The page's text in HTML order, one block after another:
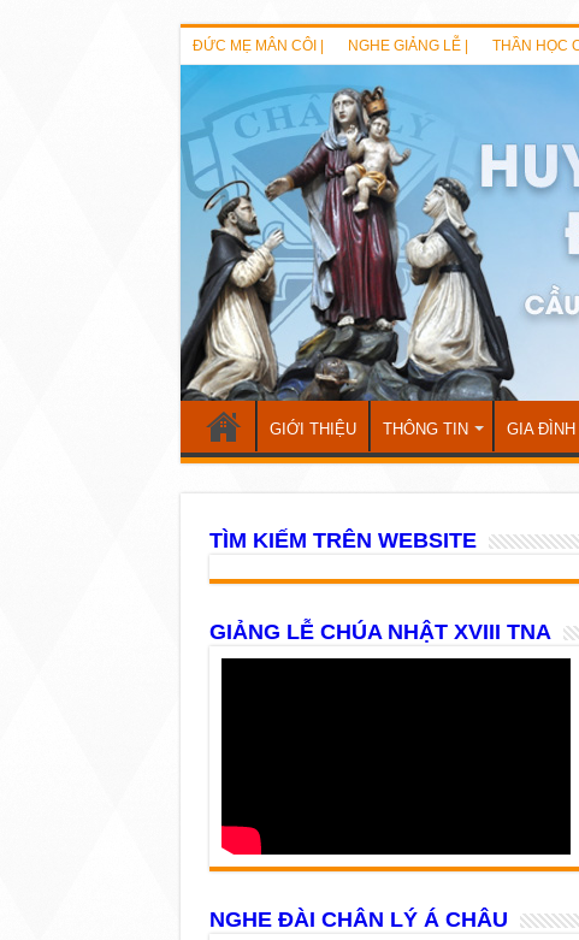
ĐỨC MẸ MÂN CÔI | NGHE GIẢNG LỄ | THẦN HỌC
GIỚI THIỆU THÔNG TIN GIA
TÌM KIẾM TRÊN WEBSITE
GIẢNG LỄ CHÚA NHẬT XVIII TNA
NGHE ĐÀI CHÂN LÝ Á CHÂU